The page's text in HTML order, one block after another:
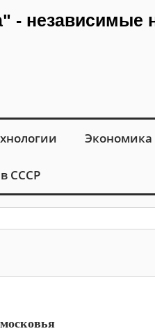
независимые
Экономика
СССР